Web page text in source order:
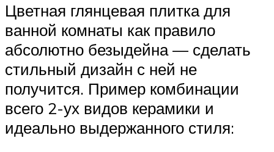
Цветная глянцевая плитка для
ванной комнаты как правило
абсолютно безыдейна — сделать
стильный дизайн с ней не
получится. Пример комбинации
всего 2-ух видов керамики и
идеально выдержанного стиля: